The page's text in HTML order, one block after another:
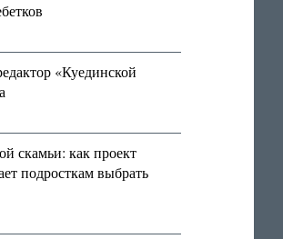
«Куединской
скамьи: как проект
подросткам выбрать